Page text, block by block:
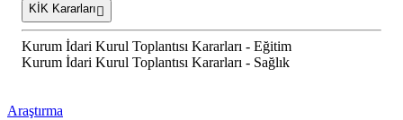
KİK Kararları
Kurum İdari Kurul Toplantısı Kararları - Eğitim
Kurum İdari Kurul Toplantısı Kararları - Sağlık
Araştırma